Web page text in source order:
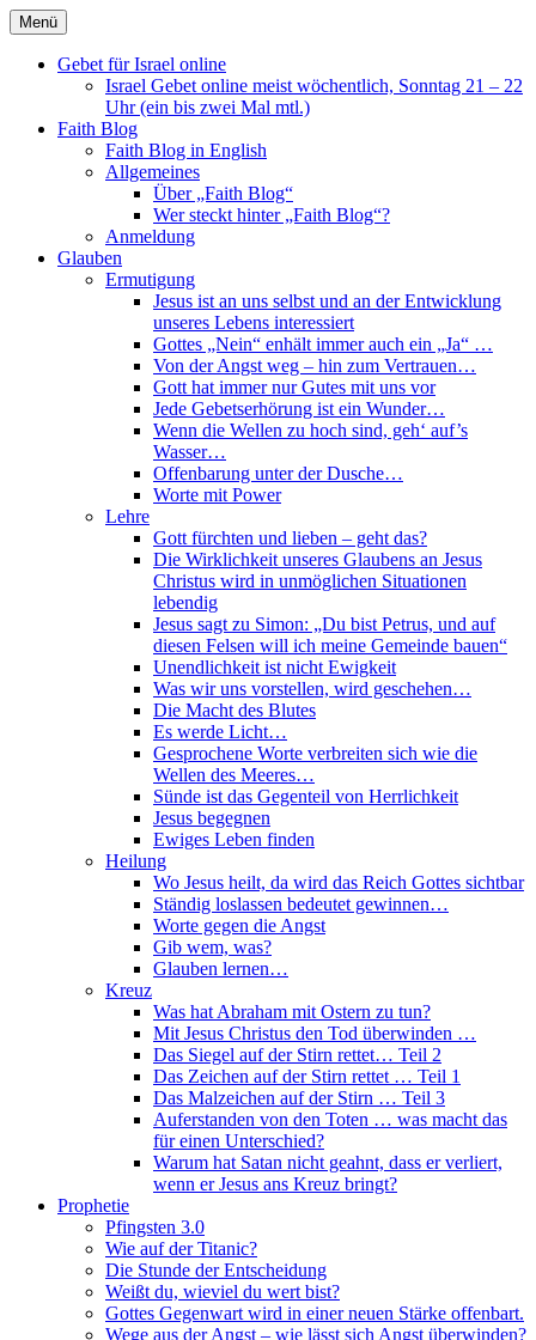
Direkt
zum
InhaltFaith Blog Deutsch
Menü
Gebet für Israel online
Israel Gebet online meist wöchentlich, Sonntag 21 – 22
Uhr (ein bis zwei Mal mtl.)
Faith Blog
Faith Blog in English
Allgemeines
Über „Faith Blog“
Wer steckt hinter „Faith Blog“?
Anmeldung
Glauben
Ermutigung
Jesus ist an uns selbst und an der Entwicklung
unseres Lebens interessiert
Gottes „Nein“ enhält immer auch ein „Ja“ …
Von der Angst weg – hin zum Vertrauen…
Gott hat immer nur Gutes mit uns vor
Jede Gebetserhörung ist ein Wunder…
Wenn die Wellen zu hoch sind, geh‘ auf’s
Wasser…
Offenbarung unter der Dusche…
Worte mit Power
Lehre
Gott fürchten und lieben – geht das?
Die Wirklichkeit unseres Glaubens an Jesus
Christus wird in unmöglichen Situationen
lebendig
Jesus sagt zu Simon: „Du bist Petrus, und auf
diesen Felsen will ich meine Gemeinde bauen“
Unendlichkeit ist nicht Ewigkeit
Was wir uns vorstellen, wird geschehen…
Die Macht des Blutes
Es werde Licht…
Gesprochene Worte verbreiten sich wie die
Wellen des Meeres…
Sünde ist das Gegenteil von Herrlichkeit
Jesus begegnen
Ewiges Leben finden
Heilung
Wo Jesus heilt, da wird das Reich Gottes sichtbar
Ständig loslassen bedeutet gewinnen…
Worte gegen die Angst
Gib wem, was?
Glauben lernen…
Kreuz
Was hat Abraham mit Ostern zu tun?
Mit Jesus Christus den Tod überwinden …
Das Siegel auf der Stirn rettet… Teil 2
Das Zeichen auf der Stirn rettet … Teil 1
Das Malzeichen auf der Stirn … Teil 3
Auferstanden von den Toten … was macht das
für einen Unterschied?
Warum hat Satan nicht geahnt, dass er verliert,
wenn er Jesus ans Kreuz bringt?
Prophetie
Pfingsten 3.0
Wie auf der Titanic?
Die Stunde der Entscheidung
Weißt du, wieviel du wert bist?
Gottes Gegenwart wird in einer neuen Stärke offenbart.
Wege aus der Angst – wie lässt sich Angst überwinden?